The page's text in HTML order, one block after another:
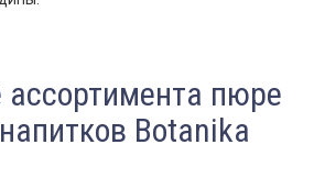
ассортимента пюре
Botanika